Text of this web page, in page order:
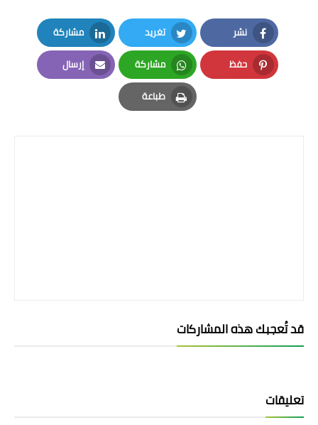
نشر
Facebook
تغريد
Twitter
مشاركة
LinkedIn
حفظ
Pinterest
مشاركة
Whatsapp
إرسال
Email
طباعة
Print
قد تُعجبك هذه المشاركات
تعليقات